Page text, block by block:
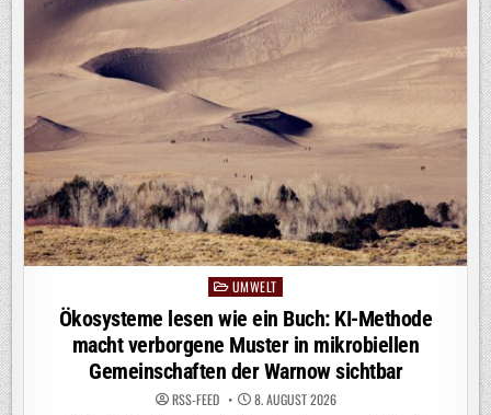
PostedUMWELT
Ökosysteme lesen wie ein Buch: KI-Methode
macht verborgene Muster in mikrobiellen
Gemeinschaften der Warnow sichtbar
RSS-FEED 8. AUGUST 2026